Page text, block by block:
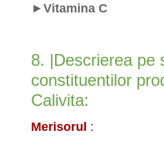
►Vitamina C
8. |Descrierea pe
constituentilor
Calivita:
Merisorul :